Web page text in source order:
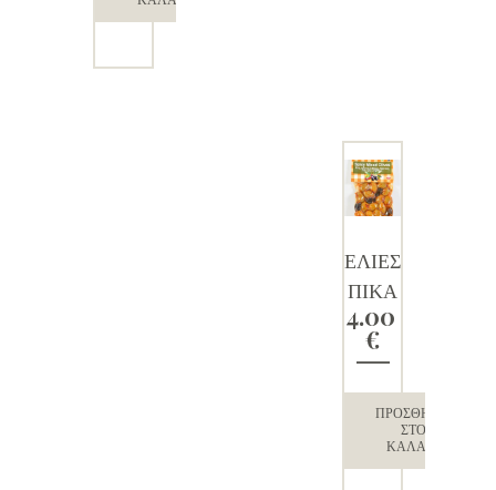
ΕΛΙΕΣ
ΠΙΚΑ
ΝΤΙΚ
ΕΣ
ΜΙΚΤ
4.00
€
ΠΡΟΣΘΉΚΗ
ΣΤΟ
ΚΑΛΆΘΙ